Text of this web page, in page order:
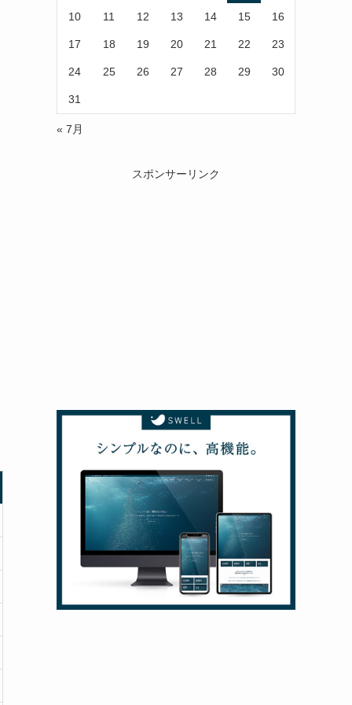
10 11 12 13 14 15 16
17 18 19 20 21 22 23
24 25 26 27 28 29 30
31
« 7月
スポンサーリンク